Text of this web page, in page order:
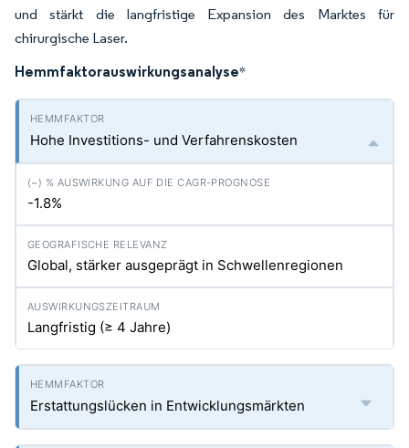
und stärkt die langfristige Expansion des Marktes für
chirurgische Laser.
Hemmfaktorauswirkungsanalyse*
Hohe Investitions- und Verfahrenskosten
-1.8%
Global, stärker ausgeprägt in Schwellenregionen
Langfristig (≥ 4 Jahre)
Erstattungslücken in Entwicklungsmärkten